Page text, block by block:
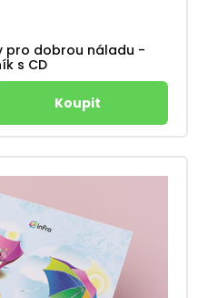
pro dobrou náladu -
s CD